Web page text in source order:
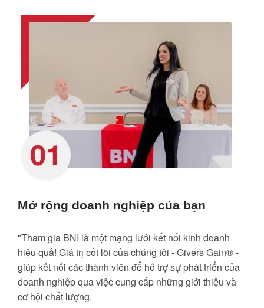
Mở rộng doanh nghiệp của bạn
"Tham gia BNI là một mạng lưới kết nối kinh doanh
hiệu quả! Giá trị cốt lõi của chúng tôi - Givers Gain® -
giúp kết nối các thành viên để hỗ trợ sự phát triển của
doanh nghiệp qua việc cung cấp những giới thiệu và
cơ hội chất lượng.